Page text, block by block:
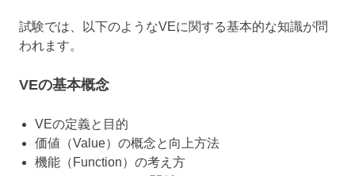
試験では、以下のようなVEに関する基本的な知識が問
われます。
VEの基本概念
VEの定義と目的
価値（Value）の概念と向上方法
機能（Function）の考え方